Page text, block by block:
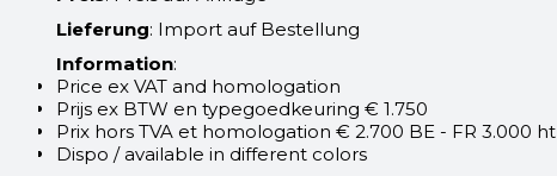
Lieferung: Import auf Bestellung
Information:
Price ex VAT and homologation
Prijs ex BTW en typegoedkeuring € 1.750
Prix hors TVA et homologation € 2.700 BE - FR 3.000 ht
Dispo / available in different colors